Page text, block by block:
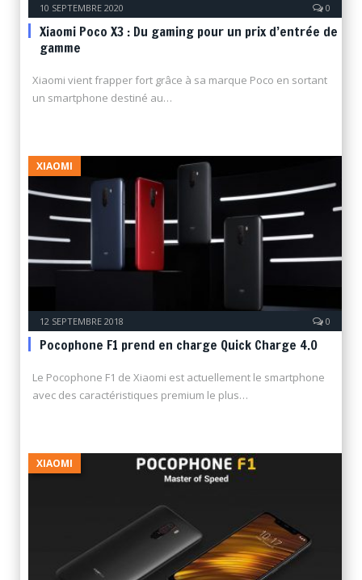
10 SEPTEMBRE 2020 0
Xiaomi Poco X3 : Du gaming pour un prix d’entrée de
gamme
Xiaomi vient frapper fort grâce à sa marque Poco en sortant
un smartphone destiné au…
XIAOMI
12 SEPTEMBRE 2018 0
Pocophone F1 prend en charge Quick Charge 4.0
Le Pocophone F1 de Xiaomi est actuellement le smartphone
avec des caractéristiques premium le plus…
XIAOMI